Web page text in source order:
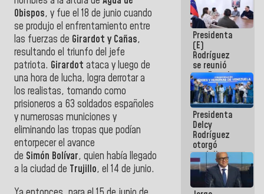
Obispos, y fue el 18 de junio cuando
se produjo el enfrentamiento entre
las fuerzas de Girardot y Cañas,
resultando el triunfo del jefe
patriota. Girardot ataca y luego de
una hora de lucha, logra derrotar a
los realistas, tomando como
prisioneros a 63 soldados españoles
y numerosas municiones y
eliminando las tropas que podían
entorpecer el avance
de Simón Bolívar, quien había llegado
a la ciudad de Trujillo, el 14 de junio.
mantenimiento
e inspección
en la Línea 2
Presidenta
(E)
Rodríguez
se reunió
con Estado
Mayor
Eléctrico
para
abordar
planes de
acción
Presidenta
Delcy
Rodríguez
otorgó
medalla
"Héroe de
Venezuela"
a servidores